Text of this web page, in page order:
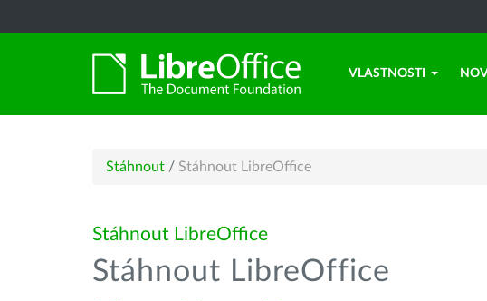
VLASTNOSTI
Stáhnout / Stáhnout LibreOffice
Stáhnout LibreOffice
Stáhnout LibreOffice